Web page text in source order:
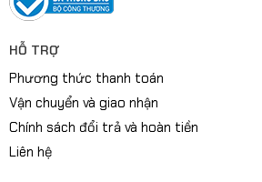
HỖ TRỢ
Phương thức thanh toán
Vận chuyển và giao nhận
Chính sách đổi trả và hoàn tiền
Liên hệ